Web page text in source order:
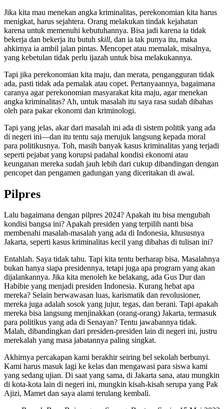
Jika kita mau menekan angka kriminalitas, perekonomian kita harus
menigkat, harus sejahtera. Orang melakukan tindak kejahatan
karena untuk memenuhi kebutuhannya. Bisa jadi karena ia tidak
bekerja dan bekerja itu butuh skill, dan ia tak punya itu, maka
ahkirnya ia ambil jalan pintas. Mencopet atau memalak, misalnya,
yang kebetulan tidak perlu ijazah untuk bisa melakukannya.
Tapi jika perekonomian kita maju, dan merata, pengangguran tidak
ada, pasti tidak ada pemalak atau copet. Pertanyaannya, bagaimana
caranya agar perekonomian masyarakat kita maju, agar menekan
angka kriminalitas? Ah, untuk masalah itu saya rasa sudah dibahas
oleh para pakar ekonomi dan kriminologi.
Tapi yang jelas, akar dari masalah ini ada di sistem politik yang ada
di negeri ini—dan itu tentu saja merujuk langsung kepada moral
para politikusnya. Toh, masih banyak kasus kriminalitas yang terjadi
seperti pejabat yang korupsi padahal kondisi ekonomi atau
keunganan mereka sudah jauh lebih dari cukup dibandingan dengan
pencopet dan pengamen gadungan yang diceritakan di awal.
Pilpres
Lalu bagaimana dengan pilpres 2024? Apakah itu bisa mengubah
kondisi bangsa ini? Apakah presiden yang terpilih nanti bisa
membenahi masalah-masalah yang ada di Indonesia, khususnya
Jakarta, seperti kasus kriminalitas kecil yang dibahas di tulisan ini?
Entahlah. Saya tidak tahu. Tapi kita tentu berharap bisa. Masalahnya
bukan hanya siapa presidennya, tetapi juga apa program yang akan
dijalankannya. Jika kita menoleh ke belakang, ada Gus Dur dan
Habibie yang menjadi presiden Indonesia. Kurang hebat apa
mereka? Selain berwawasan luas, karismatik dan revolusioner,
mereka juga adalah sosok yang jujur, tegas, dan berani. Tapi apakah
mereka bisa langsung menjinakkan (orang-orang) Jakarta, termasuk
para politikus yang ada di Senayan? Tentu jawabannya tidak.
Malah, dibandingkan dari presiden-presiden lain di negeri ini, justru
merekalah yang masa jabatannya paling singkat.
Akhirnya percakapan kami berakhir seiring bel sekolah berbunyi.
Kami harus masuk lagi ke kelas dan mengawasi para siswa kami
yang sedang ujian. Di saat yang sama, di Jakarta sana, atau mungkin
di kota-kota lain di negeri ini, mungkin kisah-kisah serupa yang Pak
Ajizi, Mamet dan saya alami terulang kembali.